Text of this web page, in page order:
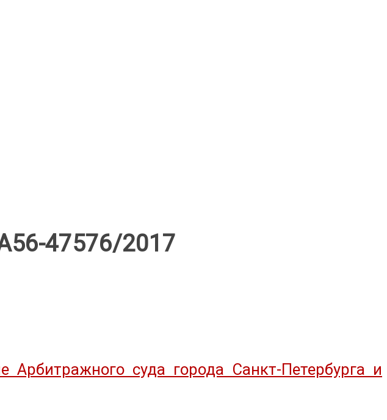
47576/2017
Арбитражного суда города Санкт-Петербурга и